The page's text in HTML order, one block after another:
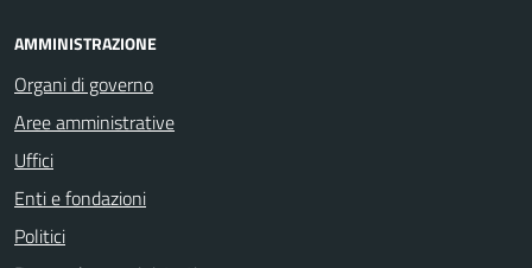
AMMINISTRAZIONE
Organi di governo
Aree amministrative
Uffici
Enti e fondazioni
Politici